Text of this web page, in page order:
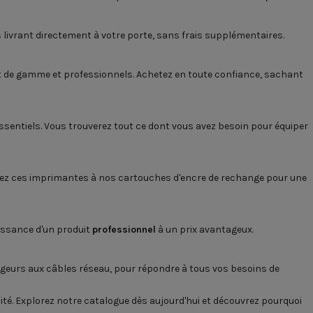
livrant directement à votre porte, sans frais supplémentaires.
gamme et professionnels. Achetez en toute confiance, sachant
Vous trouverez tout ce dont vous avez besoin pour équiper
ces imprimantes à nos cartouches d'encre de rechange pour une
d'un produit professionnel à un prix avantageux.
aux câbles réseau, pour répondre à tous vos besoins de
Explorez notre catalogue dès aujourd'hui et découvrez pourquoi